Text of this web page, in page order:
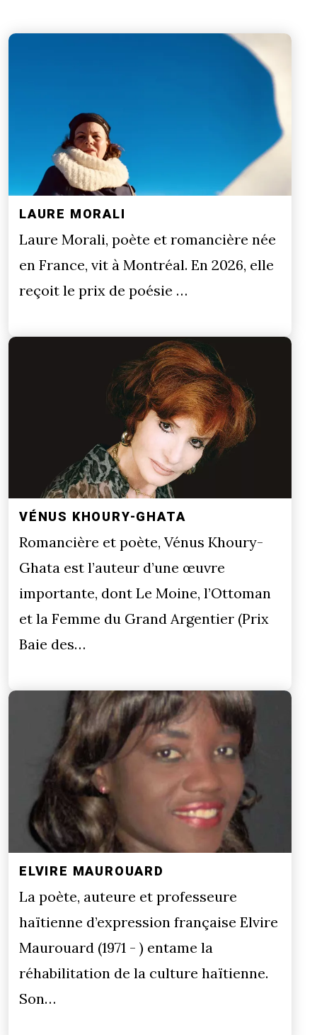
LAURE MORALI
Laure Morali, poète et romancière née
en France, vit à Montréal. En 2026, elle
reçoit le prix de poésie …
VÉNUS KHOURY-GHATA
Romancière et poète, Vénus Khoury-
Ghata est l’auteur d’une œuvre
importante, dont Le Moine, l’Ottoman
et la Femme du Grand Argentier (Prix
Baie des…
ELVIRE MAUROUARD
La poète, auteure et professeure
haïtienne d’expression française Elvire
Maurouard (1971 - ) entame la
réhabilitation de la culture haïtienne.
Son…